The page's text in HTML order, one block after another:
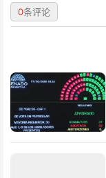
0条评论